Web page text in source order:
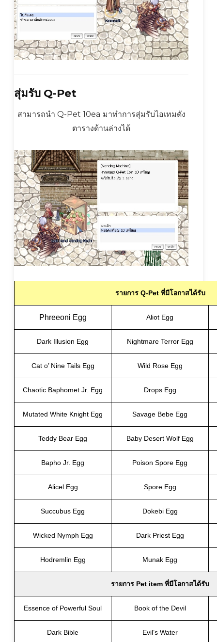
สุ่มรับ Q-Pet
สามารถนำ Q-Pet 10ea มาทำการสุ่มรับไอเทมดัง
ตารางด้านล่างได้
รายการ Q-Pet ที่มีโอกาสได้รับ
Phreeoni Egg Aliot Egg
Dark Illusion Egg Nightmare Terror Egg
Cat o’ Nine Tails Egg Wild Rose Egg
Chaotic Baphomet Jr. Egg Drops Egg
Mutated White Knight Egg Savage Bebe Egg
Teddy Bear Egg Baby Desert Wolf Egg
Bapho Jr. Egg Poison Spore Egg
Alicel Egg Spore Egg
Succubus Egg Dokebi Egg
Wicked Nymph Egg Dark Priest Egg
Hodremlin Egg Munak Egg
รายการ Pet item ที่มีโอกาสได้รับ
Essence of Powerful Soul Book of the Devil
Dark Bible Evil’s Water